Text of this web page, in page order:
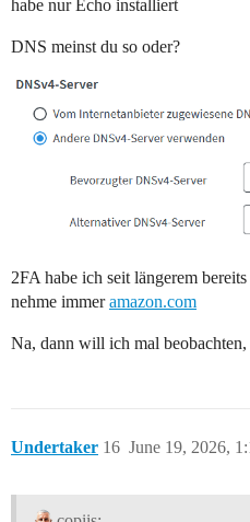
habe nur Echo installiert
DNS meinst du so oder?
2FA habe ich seit längerem bereits
nehme immeramazon.com
Na, dann will ich mal
Undertaker June 19, 2026,
16